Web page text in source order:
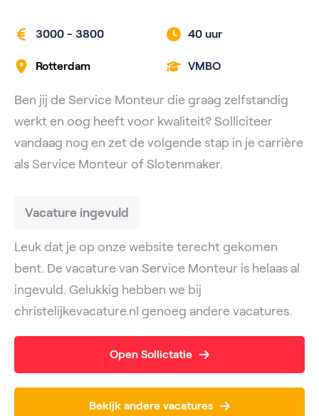
3000 - 3800 40 uur
Rotterdam VMBO
Ben jij de Service Monteur die graag zelfstandig
werkt en oog heeft voor kwaliteit? Solliciteer
vandaag nog en zet de volgende stap in je carrière
als Service Monteur of Slotenmaker.
Vacature ingevuld
Leuk dat je op onze website terecht gekomen
bent. De vacature van Service Monteur is helaas al
ingevuld. Gelukkig hebben we bij
christelijkevacature.nl genoeg andere vacatures.
Open Sollictatie
Bekijk andere vacatures